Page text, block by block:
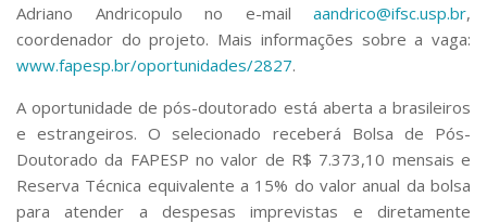
Adriano Andricopulo no e-mail aandrico@ifsc.usp.br,
coordenador do projeto. Mais informações sobre a vaga:
www.fapesp.br/oportunidades/2827.
A oportunidade de pós-doutorado está aberta a brasileiros
e estrangeiros. O selecionado receberá Bolsa de Pós-
Doutorado da FAPESP no valor de R$ 7.373,10 mensais e
Reserva Técnica equivalente a 15% do valor anual da bolsa
para atender a despesas imprevistas e diretamente